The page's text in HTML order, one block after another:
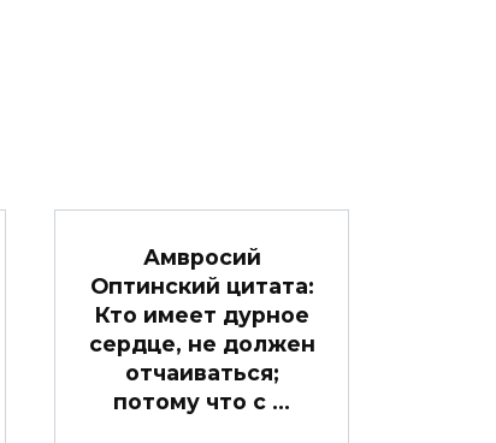
Амвросий
Оптинский цитата:
Кто имеет дурное
сердце, не должен
отчаиваться;
потому что с …